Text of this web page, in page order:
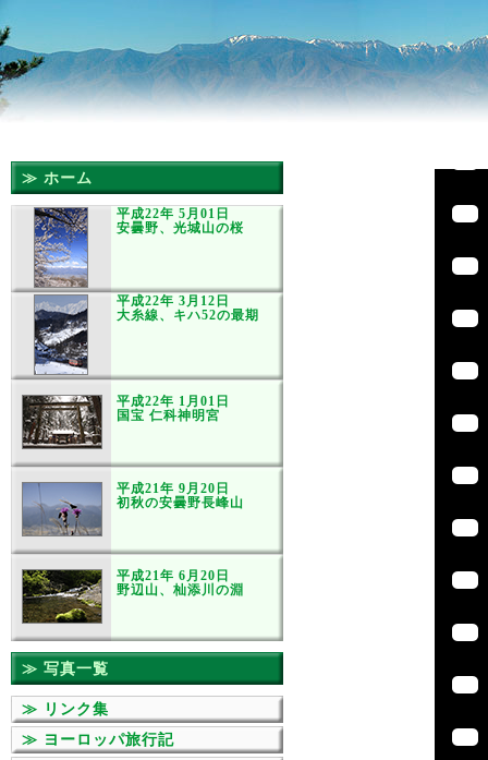
≫ ホーム
平成22年 5月01日
安曇野、光城山の桜
平成22年 3月12日
大糸線、キハ52の最期
平成22年 1月01日
国宝 仁科神明宮
平成21年 9月20日
初秋の安曇野長峰山
平成21年 6月20日
野辺山、杣添川の淵
≫ 写真一覧
≫ リンク集
≫ ヨーロッパ旅行記